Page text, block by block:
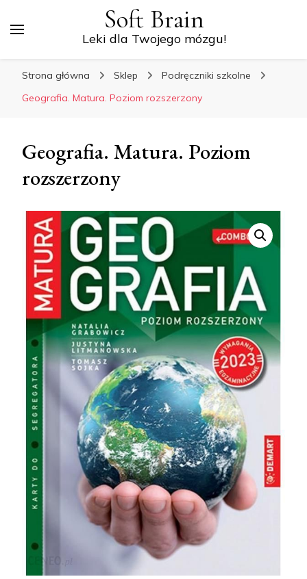
Soft Brain
Leki dla Twojego mózgu!
Strona główna Sklep
Podręczniki szkolne
Geografia. Matura. Poziom rozszerzony
Geografia. Matura. Poziom
rozszerzony